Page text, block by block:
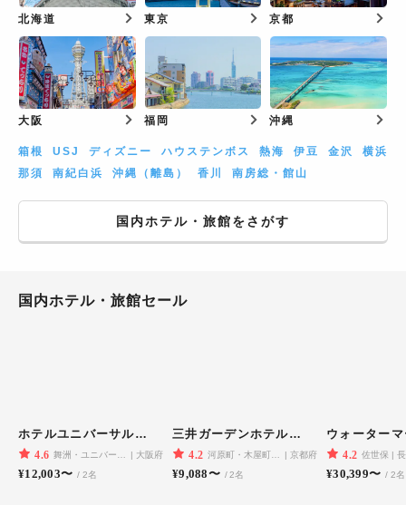
北海道 東京 京都
大阪 福岡 沖縄
箱根 USJ ディズニー ハウステンボス 熱海 伊豆 金沢
横浜
那須
南紀白浜 沖縄（離島） 香川 南房総・館山
国内ホテル・旅館をさがす
国内ホテル・旅館セール
ホテルユニバーサルポート
4.6 大阪府
¥12,003〜 / 2名
三井ガーデンホテル京都四条
4.2 京都府
¥9,088 〜 /2名
4.2 佐世保
¥30,399〜 / 2名